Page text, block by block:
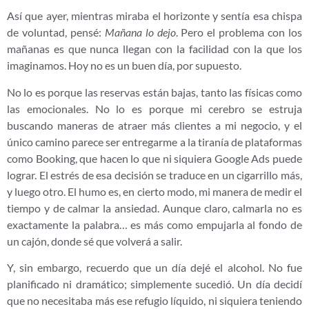
Así que ayer, mientras miraba el horizonte y sentía esa chispa
de voluntad, pensé: Mañana lo dejo. Pero el problema con los
mañanas es que nunca llegan con la facilidad con la que los
imaginamos. Hoy no es un buen día, por supuesto.
No lo es porque las reservas están bajas, tanto las físicas como
las emocionales. No lo es porque mi cerebro se estruja
buscando maneras de atraer más clientes a mi negocio, y el
único camino parece ser entregarme a la tiranía de plataformas
como Booking, que hacen lo que ni siquiera Google Ads puede
lograr. El estrés de esa decisión se traduce en un cigarrillo más,
y luego otro. El humo es, en cierto modo, mi manera de medir el
tiempo y de calmar la ansiedad. Aunque claro, calmarla no es
exactamente la palabra… es más como empujarla al fondo de
un cajón, donde sé que volverá a salir.
Y, sin embargo, recuerdo que un día dejé el alcohol. No fue
planificado ni dramático; simplemente sucedió. Un día decidí
que no necesitaba más ese refugio líquido, ni siquiera teniendo